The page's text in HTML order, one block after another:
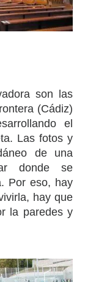
son las
(Cádiz)
el
Las fotos y
de una
donde se
Por eso, hay
hay que
la paredes y